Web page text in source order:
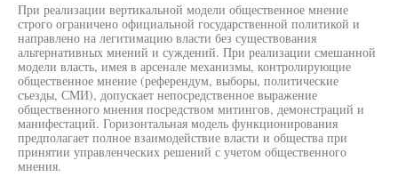
При реализации вертикальной модели общественное мнение
строго ограничено официальной государственной политикой и
направлено на легитимацию власти без существования
альтернативных мнений и суждений. При реализации смешанной
модели власть, имея в арсенале механизмы, контролирующие
общественное мнение (референдум, выборы, политические
съезды, СМИ), допускает непосредственное выражение
общественного мнения посредством митингов, демонстраций и
манифестаций. Горизонтальная модель функционирования
предполагает полное взаимодействие власти и общества при
принятии управленческих решений с учетом общественного
мнения.